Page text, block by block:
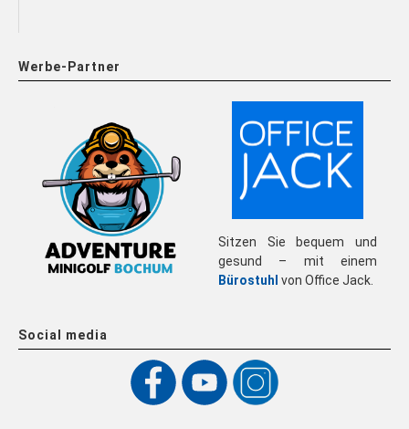
Werbe-Partner
Sitzen Sie bequem und
gesund – mit einem
Bürostuhl von Office Jack.
Social media